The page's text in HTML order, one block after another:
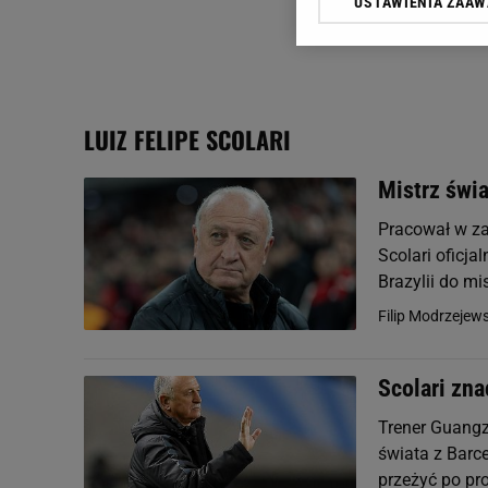
LUIZ FELIPE SCOLARI
Mistrz
Pracował w
Scolari
Brazylii do
Filip
Scolari
Trener
świata z
przeżyć po
Klikając „Akceptuję”
Zaufanych Partnerów i
Użycie dokładnych
Przechowywanie
badnie odbiorców i